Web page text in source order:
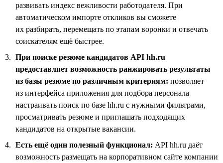
развивать индекс вежливости работодателя. При
автоматическом импорте откликов вы сможете
их разбирать, перемещать по этапам воронки и отвечать
соискателям ещё быстрее.
При поиске резюме кандидатов API hh.ru
предоставляет возможность ранжировать результаты
из базы резюме по различным критериям: позволяет
из интерфейса приложения для подбора персонала
настраивать поиск по базе hh.ru с нужными фильтрами,
просматривать резюме и приглашать подходящих
кандидатов на открытые вакансии.
Есть ещё один полезный функционал: API hh.ru даёт
возможность размещать на корпоративном сайте компании